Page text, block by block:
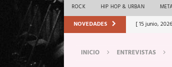
ROCK HIP HOP & URBAN
NOVEDADES [ 15 junio,
[ 11 junio,
INICIO ENTREVISTAS